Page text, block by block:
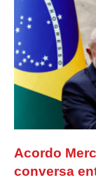
Acordo
conversa